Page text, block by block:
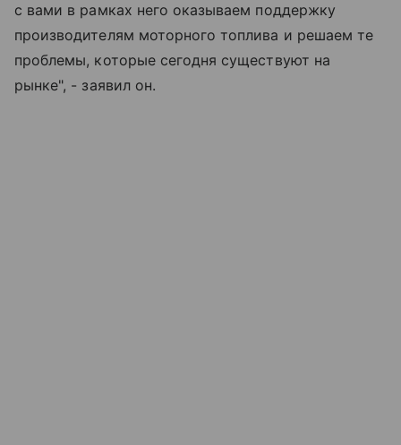
с вами в рамках него оказываем поддержку
производителям моторного топлива и решаем те
проблемы, которые сегодня существуют на
рынке", - заявил он.